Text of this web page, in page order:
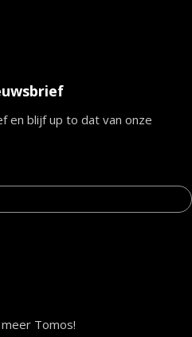
en blijf up to dat van onze
Tomos!